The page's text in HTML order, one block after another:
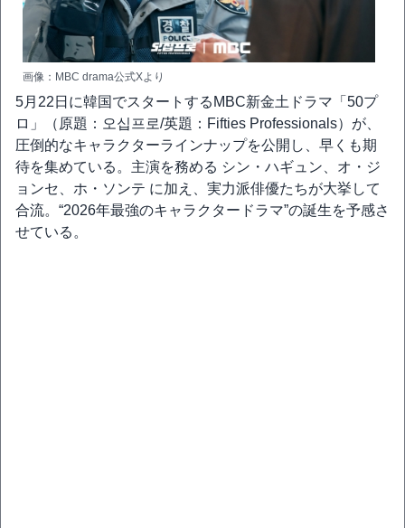
画像：MBC drama公式Xより
5月22日に韓国でスタートするMBC新金土ドラマ「50プ
ロ」（原題：오십프로/英題：Fifties Professionals）が、
圧倒的なキャラクターラインナップを公開し、早くも期
待を集めている。主演を務める シン・ハギュン、オ・ジ
ョンセ、ホ・ソンテ に加え、実力派俳優たちが大挙して
合流。“2026年最強のキャラクタードラマ”の誕生を予感さ
せている。